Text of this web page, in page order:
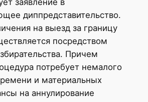
диппредставительство.
на выезд за границу
посредством
Причем
потребует немалого
и материальных
на аннулирование